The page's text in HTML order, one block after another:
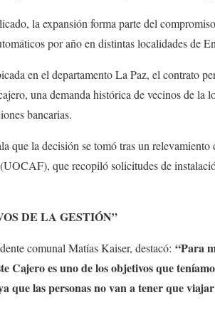
la expansión forma parte del
por año en distintas localidades de
en el departamento La Paz, el contrato
una demanda histórica de vecinos de la
bancarias.
que la decisión se tomó tras un
que recopiló solicitudes de
DE LA GESTIÓN”
comunal Matías Kaiser, destacó: “Para
Cajero es uno de los objetivos que
que las personas no van a tener que